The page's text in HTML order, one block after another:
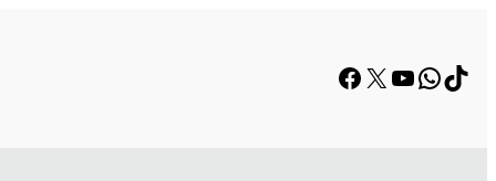
Facebook
X YouTube